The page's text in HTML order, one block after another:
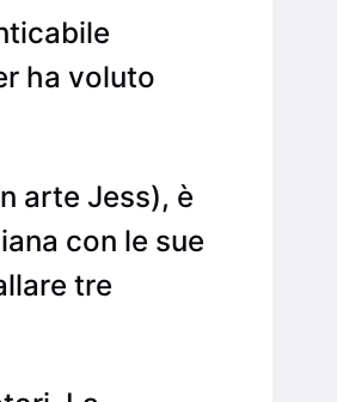
ha voluto
arte Jess), è
con le sue
tre